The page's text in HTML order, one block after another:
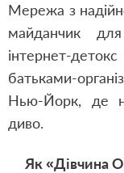
Мережа з
майданчик
інтернет-
батьками-
Нью-Йорк, де
диво.
Як «Дівчина